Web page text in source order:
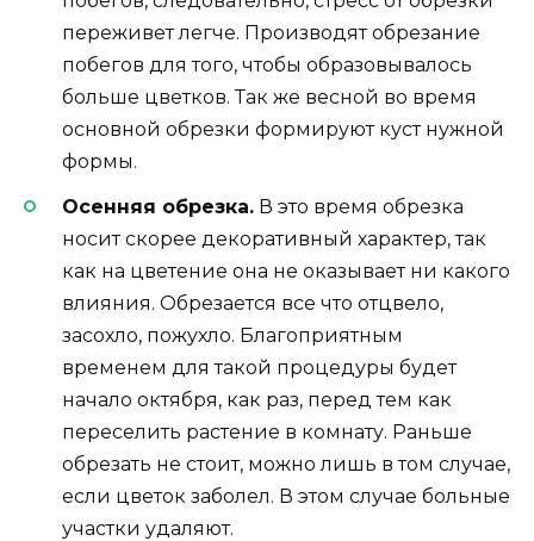
переживет легче. Производят обрезание
побегов для того, чтобы образовывалось
больше цветков. Так же весной во время
основной обрезки формируют куст нужной
формы.
Осенняя обрезка. В это время обрезка
носит скорее декоративный характер, так
как на цветение она не оказывает ни какого
влияния. Обрезается все что отцвело,
засохло, пожухло. Благоприятным
временем для такой процедуры будет
начало октября, как раз, перед тем как
переселить растение в комнату. Раньше
обрезать не стоит, можно лишь в том случае,
если цветок заболел. В этом случае больные
участки удаляют.